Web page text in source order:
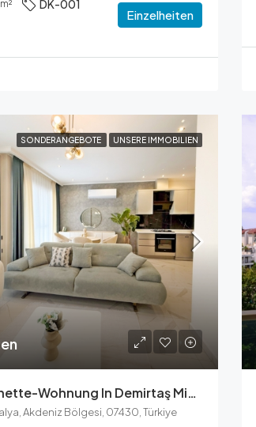
m² DK-001
Einzelheiten
SONDERANGEBOTE UNSERE IMMOBILIEN
Luxuriöse Maisonette-Wohnung In Demirtaş Mit Atemberaubendem Meerblick
Akdeniz Bölgesi, 07430, Türkiye